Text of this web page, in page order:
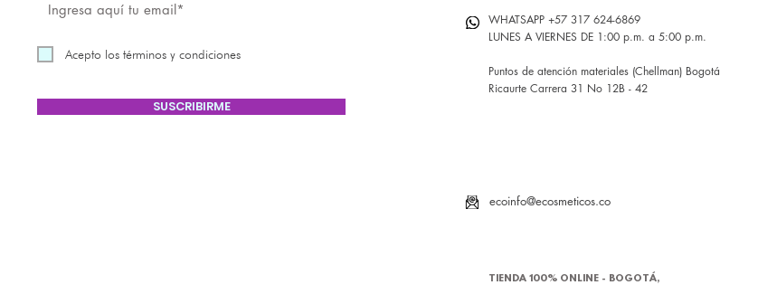
Acepto los términos y condiciones
SUSCRIBIRME
WHATSAPP +57 317 624-6869
LUNES A VIERNES DE 1:00 p.m. a 5:00 p.m.
Puntos de atención materiales (Chellman) Bogotá
Ricaurte Carrera 31 No 12B - 42
ecoinfo@ecosmeticos.co
TIENDA 100% ONLINE - BOGOTÁ,